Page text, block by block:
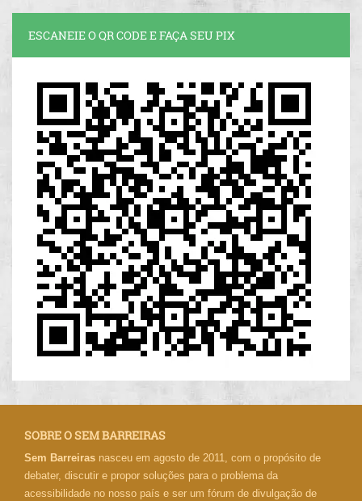
ESCANEIE O QR CODE E FAÇA SEU PIX
SOBRE O SEM BARREIRAS
Sem Barreiras nasceu em agosto de 2011, com o propósito de
debater, discutir e propor soluções para o problema da
acessibilidade no nosso país e ser um fórum de divulgação de